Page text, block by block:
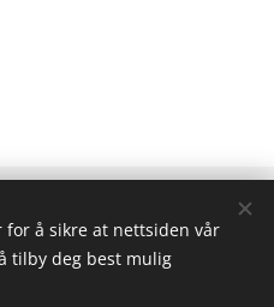
|Personvern
å sikre at nettsiden vår
tilby deg best mulig